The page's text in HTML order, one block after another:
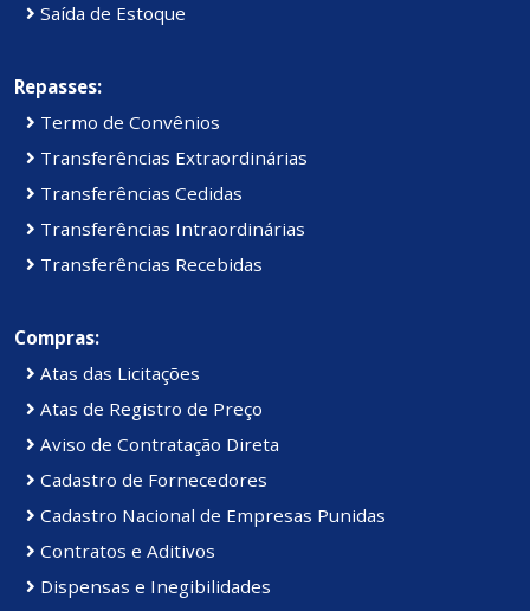
Saída de Estoque
Repasses:
Termo de Convênios
Transferências Extraordinárias
Transferências Cedidas
Transferências Intraordinárias
Transferências Recebidas
Compras:
Atas das Licitações
Atas de Registro de Preço
Aviso de Contratação Direta
Cadastro de Fornecedores
Cadastro Nacional de Empresas Punidas
Contratos e Aditivos
Dispensas e Inegibilidades